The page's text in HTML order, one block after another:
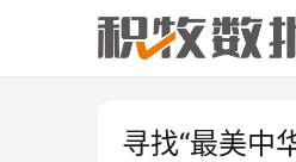
寻找“最美中